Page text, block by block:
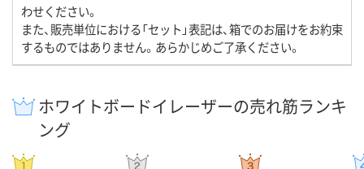
わせください。
また、販売単位における「セット」表記は、箱でのお届けをお約束
するものではありません。あらかじめご了承ください。
ホワイトボードイレーザーの売れ筋ランキ
ング